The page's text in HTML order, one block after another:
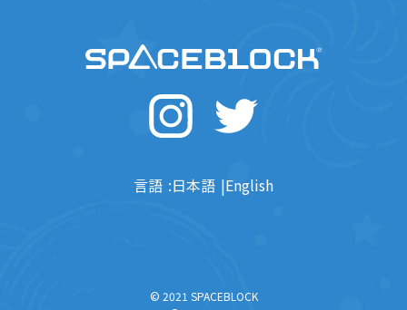
言語 日本語 English
© 2021 SPACEBLOCK